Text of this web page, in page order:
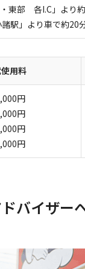
東部 各I.C」より
駅」より車で約20
用料
円
円
円
円
バイザー